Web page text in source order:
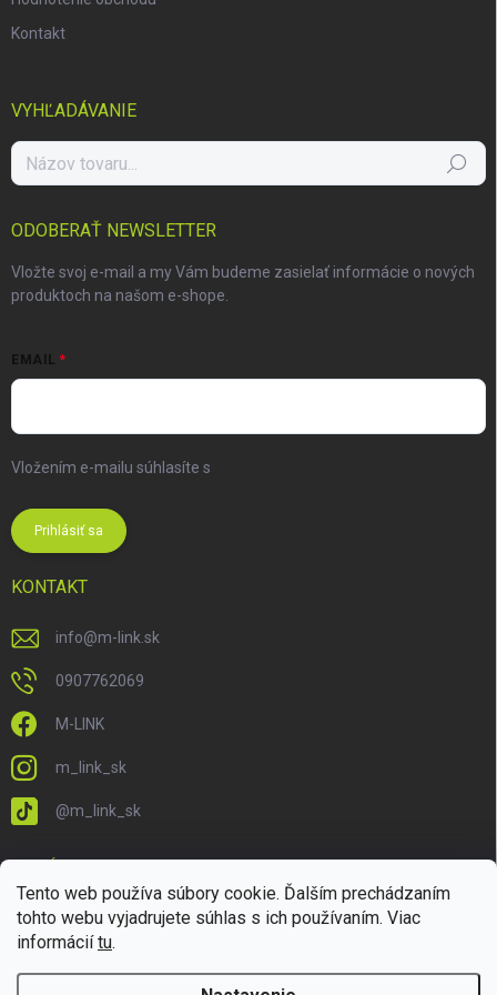
Tento web používa súbory cookie. Ďalším prechádzaním
tohto webu vyjadrujete súhlas s ich používaním. Viac
informáciítu.
Kontakt
VYHĽADÁVANIE
Hľadať
ODOBERAŤ NEWSLETTER
Vložte svoj e-mail a my Vám budeme zasielať informácie o nových
produktoch na našom e-shope.
EMAIL
Vložením e-mailu súhlasíte s
Prihlásiť sa
KONTAKT
info@m-link.sk
0907762069
M-LINK
m_link_sk
@m_link_sk